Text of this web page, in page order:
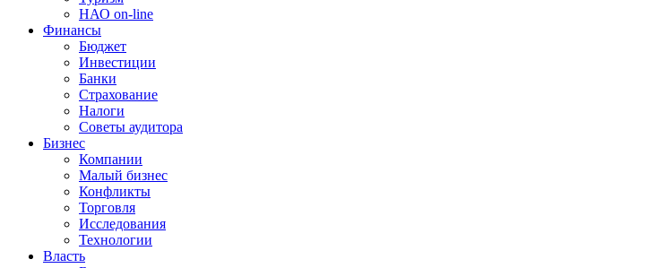
НАО on-line
Финансы
Бюджет
Инвестиции
Банки
Страхование
Налоги
Советы аудитора
Бизнес
Компании
Малый бизнес
Конфликты
Торговля
Исследования
Технологии
Власть